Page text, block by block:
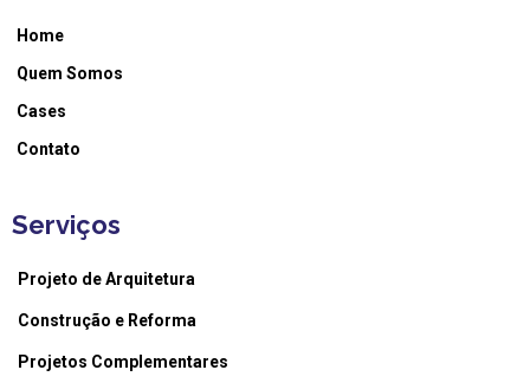
Home
Quem Somos
Cases
Contato
Serviços
Projeto de Arquitetura
Construção e Reforma
Projetos Complementares